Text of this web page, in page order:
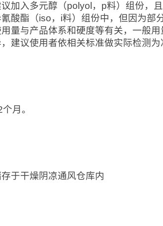
加入多元醇（polyol，p料）组份，
酸酯（iso，i料）组份中，但因为部
量与产品体系和硬度等有关，一般
建议使用者依相关标准做实际检测为
月。
于干燥阴凉通风仓库内